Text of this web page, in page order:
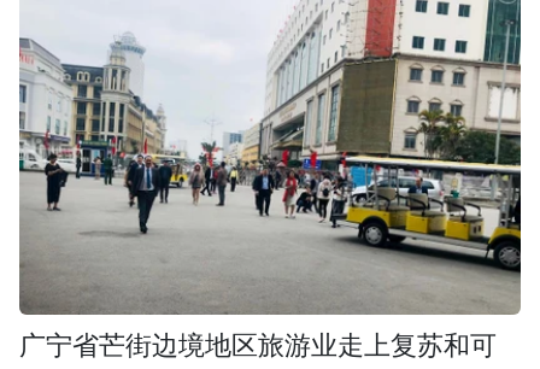
广宁省芒街边境地区旅游业走上复苏和可